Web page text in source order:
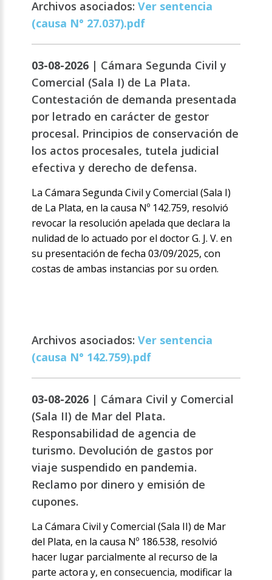
Archivos asociados:Ver sentencia
(causa N° 27.037).pdf
03-08-2026 | Cámara Segunda Civil y
Comercial (Sala I) de La Plata.
Contestación de demanda presentada
por letrado en carácter de gestor
procesal. Principios de conservación de
los actos procesales, tutela judicial
efectiva y derecho de defensa.
La Cámara Segunda Civil y Comercial (Sala I)
de La Plata, en la causa Nº 142.759, resolvió
revocar la resolución apelada que declara la
nulidad de lo actuado por el doctor G. J. V. en
su presentación de fecha 03/09/2025, con
costas de ambas instancias por su orden.
Archivos asociados:Ver sentencia
(causa N° 142.759).pdf
03-08-2026 | Cámara Civil y Comercial
(Sala II) de Mar del Plata.
Responsabilidad de agencia de
turismo. Devolución de gastos por
viaje suspendido en pandemia.
Reclamo por dinero y emisión de
cupones.
La Cámara Civil y Comercial (Sala II) de Mar
del Plata, en la causa Nº 186.538, resolvió
hacer lugar parcialmente al recurso de la
parte actora y, en consecuencia, modificar la